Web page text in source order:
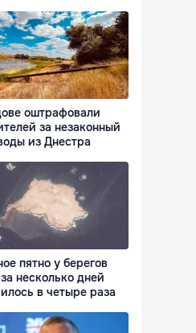
оштрафовали
за незаконный
из Днестра
пятно у берегов
несколько дней
в четыре раза